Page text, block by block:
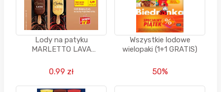
Lody na patyku
MARLETTO LAVA
BIEDRONKA
0.99 zł
Wszystkie lodowe
wielopaki (1+1 GRATIS)
50%